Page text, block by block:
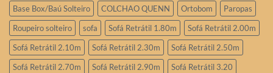
Base Box/Baú Solteiro COLCHAO QUENN Ortobom
Paropas
Roupeiro solteiro
sofa Sofá Retrátil 1.80m
Sofá Retrátil 2.00m
Sofá Retrátil 2.10m
Sofá Retrátil 2.30m
Sofá Retrátil 2.50m
Sofá Retrátil 2.70m
Sofá Retrátil 2.90m
Sofá Retrátil 3.20